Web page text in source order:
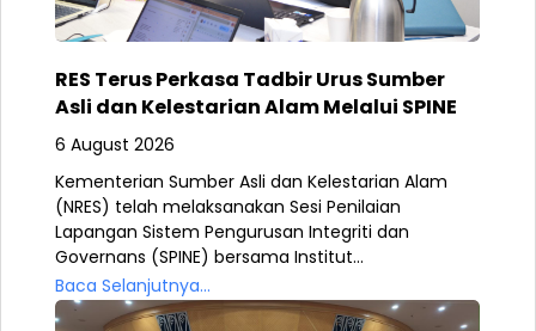
RES Terus Perkasa Tadbir Urus Sumber
Asli dan Kelestarian Alam Melalui SPINE
6 August 2026
Kementerian Sumber Asli dan Kelestarian Alam
(NRES) telah melaksanakan Sesi Penilaian
Lapangan Sistem Pengurusan Integriti dan
Governans (SPINE) bersama Institut...
Baca Selanjutnya...